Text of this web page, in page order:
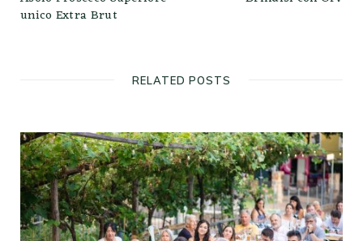
unico Extra Brut
RELATED POSTS